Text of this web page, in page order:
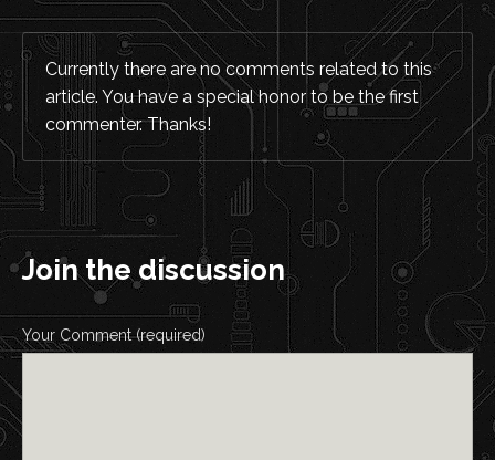
Currently there are no comments related to this
article. You have a special honor to be the first
commenter. Thanks!
Join the discussion
Your Comment (required)